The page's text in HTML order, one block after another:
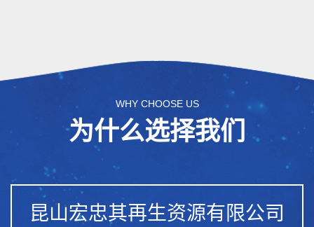
WHY CHOOSE US
为什么选择我们
昆山宏忠其再生资源有限公司